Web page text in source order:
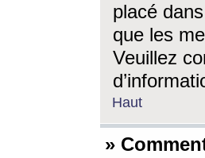
placé
que les
Veuillez
Haut
»